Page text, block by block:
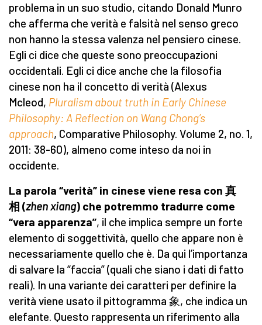
problema in un suo studio, citando Donald Munro
che afferma che verità e falsità nel senso greco
non hanno la stessa valenza nel pensiero cinese.
Egli ci dice che queste sono preoccupazioni
occidentali. Egli ci dice anche che la filosofia
cinese non ha il concetto di verità (Alexus
Mcleod, Pluralism about truth in Early Chinese
Philosophy: A Reflection on Wang Chong’s
approach, Comparative Philosophy. Volume 2, no. 1,
2011: 38-60), almeno come inteso da noi in
occidente.
La parola “verità” in cinese viene resa con 真
相 (zhen xiang) che potremmo tradurre come
“vera apparenza”, il che implica sempre un forte
elemento di soggettività, quello che appare non è
necessariamente quello che è. Da qui l’importanza
di salvare la “faccia” (quali che siano i dati di fatto
reali). In una variante dei caratteri per definire la
verità viene usato il pittogramma 象, che indica un
elefante. Questo rappresenta un riferimento alla